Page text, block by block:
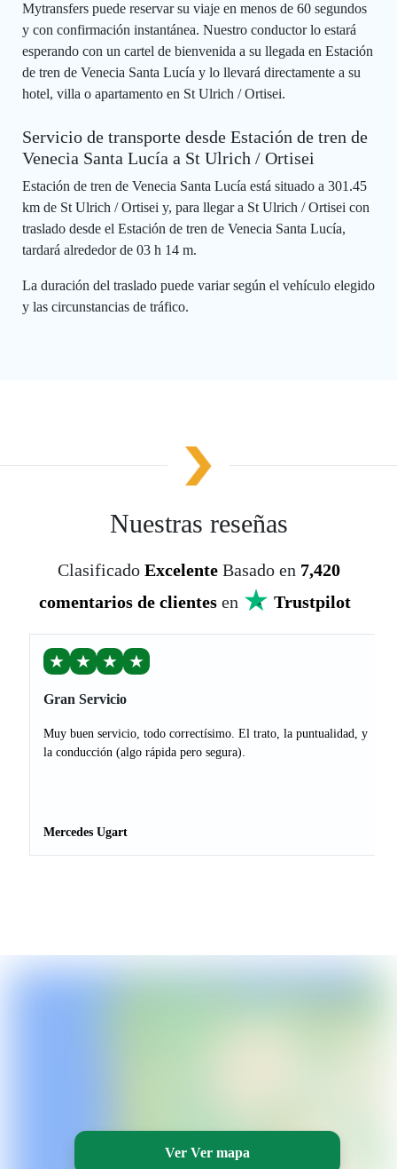
Mytransfers puede reservar su viaje en menos de 60 segundos
y con confirmación instantánea. Nuestro conductor lo estará
esperando con un cartel de bienvenida a su llegada en Estación
de tren de Venecia Santa Lucía y lo llevará directamente a su
hotel, villa o apartamento en St Ulrich / Ortisei.
Servicio de transporte desde Estación de tren de
Venecia Santa Lucía a St Ulrich / Ortisei
Estación de tren de Venecia Santa Lucía está situado a 301.45
km de St Ulrich / Ortisei y, para llegar a St Ulrich / Ortisei con
traslado desde el Estación de tren de Venecia Santa Lucía,
tardará alrededor de 03 h 14 m.
La duración del traslado puede variar según el vehículo elegido
y las circunstancias de tráfico.
Nuestras reseñas
Clasificado Excelente Basado en 7,420
comentarios de clientes en Trustpilot
★ ★ ★ ★
Gran Servicio
Muy buen servicio, todo correctísimo. El trato, la puntualidad, y
la conducción (algo rápida pero segura).
Mercedes Ugart
Ver Ver mapa